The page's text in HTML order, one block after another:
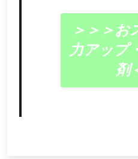
＞＞＞お
力アップ
剤